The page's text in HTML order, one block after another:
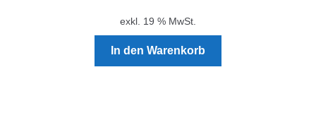
exkl. 19 % MwSt.
In den Warenkorb